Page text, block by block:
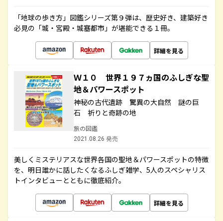
「地球の歩き方」図鑑シリーズ第９弾は、歴史好き、建築好き
必見の「城・宮殿・城塞都市」が堪能できる１冊。
詳細を見る
Ｗ１０ 世界１９７ヵ国のふしぎな聖
地＆パワースポット
神秘の古代遺跡 驚異の大自然 謎の巨
石 祈りと奇跡の地
旅の図鑑
2021.08.26 発売
美しくミステリアスな世界各国の聖地＆パワースポットの特徴
を、明日誰かに話したくなるふしぎ雑学、5人のスペシャリス
トインタビューとともに徹底紹介。
詳細を見る